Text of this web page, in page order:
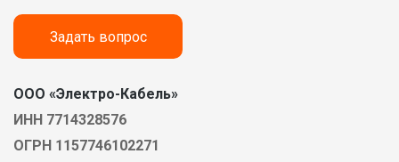
Задать вопрос
ООО «Электро-Кабель»
ИНН 7714328576
ОГРН 1157746102271